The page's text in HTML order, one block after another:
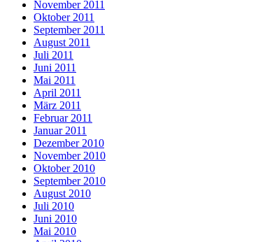
November 2011
Oktober 2011
September 2011
August 2011
Juli 2011
Juni 2011
Mai 2011
April 2011
März 2011
Februar 2011
Januar 2011
Dezember 2010
November 2010
Oktober 2010
September 2010
August 2010
Juli 2010
Juni 2010
Mai 2010